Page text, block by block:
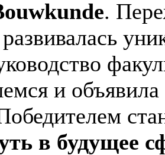
.
и объявила
в будущее